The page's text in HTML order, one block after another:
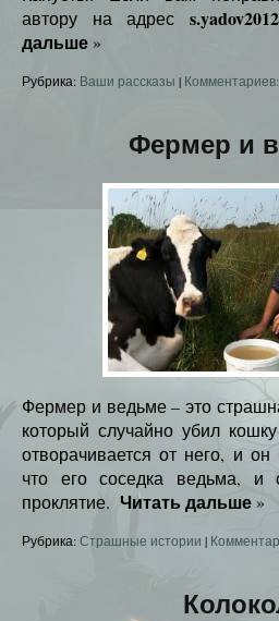
автору на адрес
дальше »
Рубрика: Ваши рассказы | Комментариев:
Фермер и
Фермер и ведьме – это
который случайно убил
отворачивается от него, и он
что его соседка ведьма, и
проклятие. Читать дальше »
Рубрика:Страшные истории |